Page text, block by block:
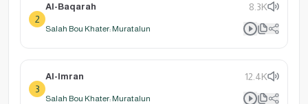
2
Al-Baqarah 8.3K
Salah Bou Khater: Muratalun
3
Al-Imran 12.4K
Salah Bou Khater: Muratalun